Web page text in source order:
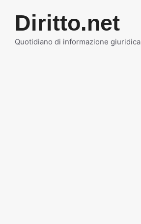
contenuto
Diritto.net
Quotidiano di informazione giuridica